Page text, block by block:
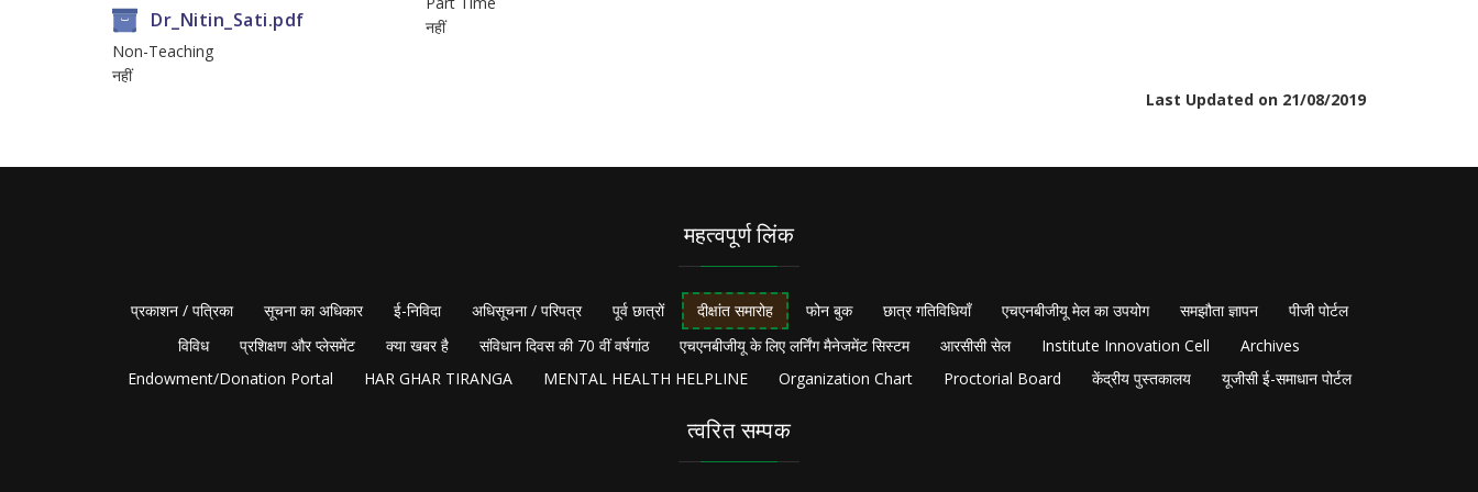
Dr_Nitin_Sati.pdf
नहीं
Non-Teaching
नहीं
Last Updated on 21/08/2019
महत्वपूर्ण लिंक
प्रकाशन / पत्रिका सूचना का अधिकार ई-निविदा अधिसूचना / परिपत्र पूर्व छात्रों दीक्षांत समारोह फोन बुक छात्र गतिविधियाँ एचएनबीजीयू मेल का उपयोग समझौता ज्ञापन
पीजी पोर्टल
विविध
प्रशिक्षण और प्लेसमेंट क्या खबर है संविधान दिवस की 70 वीं वर्षगांठ एचएनबीजीयू के लिए लर्निंग मैनेजमेंट सिस्टम आरसीसी सेल Institute Innovation Cell
Archives
Endowment/Donation Portal
HAR GHAR TIRANGA MENTAL HEALTH HELPLINE Organization Chart Proctorial Board केंद्रीय पुस्तकालय यूजीसी ई-समाधान पोर्टल
त्वरित सम्पक